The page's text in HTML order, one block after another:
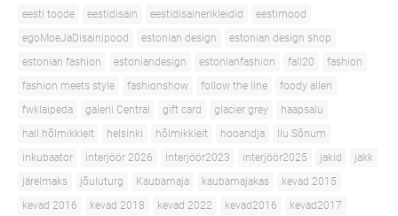
eesti toode
eestidisain eestidisainerikleidid
eestimood
egoMoeJaDisainipood
estonian design
estonian design shop
estonian fashion
estoniandesign estonianfashion fall20
fashion
fashion meets style
fashionshow follow the line
foody allen
fwklaipeda
galerii Central gift card glacier grey
haapsalu
hall hõlmikkleit
helsinki hõlmikkleit hooandja
Ilu Sõnum
inkubaator
interjöör 2026 Interjöör2023 interjöör2025 jakid
jakk
järelmaks
jõuluturg Kaubamaja kaubamajakas
kevad 2015
kevad 2016
kevad 2018 kevad 2022 kevad2016
kevad2017